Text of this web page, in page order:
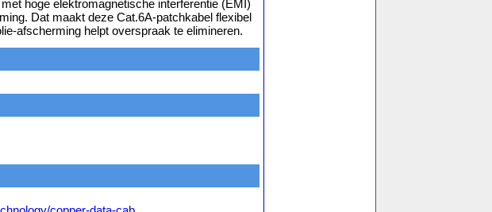
hoge elektromagnetische interferentie (EMI)
Dat maakt deze Cat.6A-patchkabel flexibel
afscherming helpt overspraak te elimineren.